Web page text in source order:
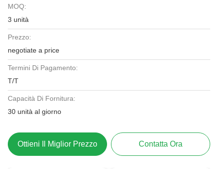
MOQ:
3 unità
Prezzo:
negotiate a price
Termini Di Pagamento:
T/T
Capacità Di Fornitura:
30 unità al giorno
Ottieni Il Miglior Prezzo Contatta Ora